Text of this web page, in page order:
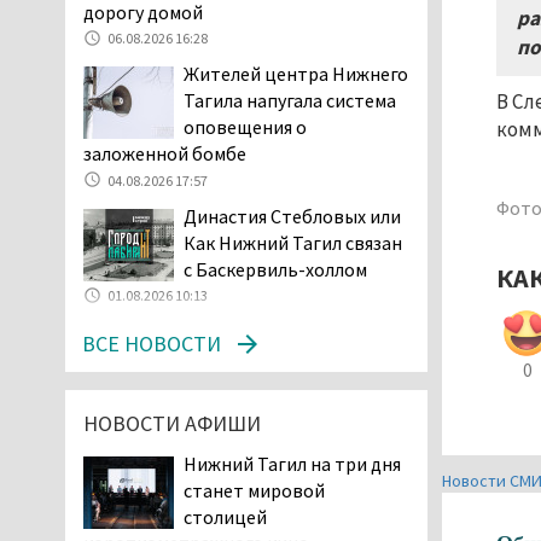
В
0
Новости
начала купального сезона
погиб 21 человек
05.08.2026 14:05
Нижний Тагил на три дня
станет мировой
столицей
короткометражного кино
05.08.2026 13:20
Мэрия раскрыла имя
главной звезды Дня
города в Нижнем Тагиле
05.08.2026 11:26
В Нижнем Тагиле
разыскивают 45-летнего
Виталия Говорухина
Во втором квартале
текущего года
дорогу домой
06.08.2026 16:28
Жителей центра Нижнего
Тагила напугала система
оповещения о
заложенной бомбе
04.08.2026 17:57
Династия Стебловых или
Как Нижний Тагил связан
с Баскервиль-холлом
01.08.2026 10:13
ВСЕ НОВОСТИ
НОВОСТИ АФИШИ
Нижний Тагил на три дня
станет мировой
столицей